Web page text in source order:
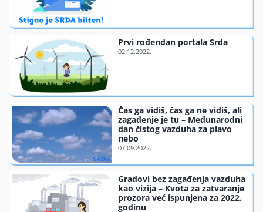
Finansiranje
O nama
Prvi rođendan portala Srda
Čas ga vidiš, čas ga ne vidiš, ali
zagađenje je tu – Međunarodni
dan čistog vazduha za plavo
nebo
Gradovi bez zagađenja vazduha
kao vizija – Kvota za zatvaranje
prozora već ispunjena za 2022.
godinu